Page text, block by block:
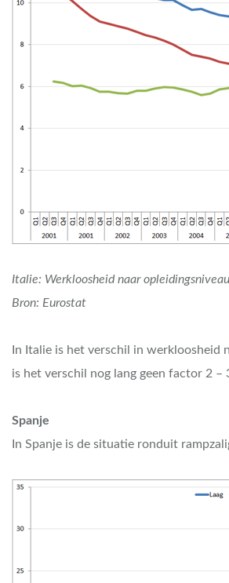
Italie: Werkloosheid naar
Bron: Eurostat
In Italie is het verschil in werkloosheid
is het verschil nog lang geen factor 2
Spanje
In Spanje is de situatie ronduit